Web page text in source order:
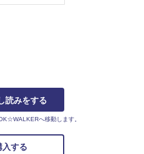
読みをする
へ移動します。
入する